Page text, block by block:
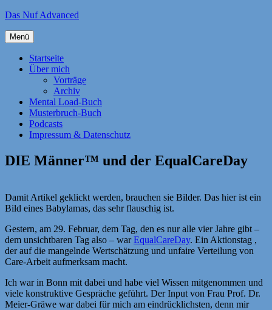
Zum
springen
Das Nuf Advanced
Menü
Startseite
Über mich
Vorträge
Archiv
Mental Load-Buch
Musterbruch-Buch
Podcasts
Impressum & Datenschutz
DIE Männer™ und der EqualCareDay
Damit Artikel geklickt werden, brauchen sie Bilder. Das hier ist ein
Bild eines Babylamas, das sehr flauschig ist.
Gestern, am 29. Februar, dem Tag, den es nur alle vier Jahre gibt –
dem unsichtbaren Tag also – warEqualCareDay. Ein Aktionstag ,
der auf die mangelnde Wertschätzung und unfaire Verteilung von
Care-Arbeit aufmerksam macht.
Ich war in Bonn mit dabei und habe viel Wissen mitgenommen und
viele konstruktive Gespräche geführt. Der Input von Frau Prof. Dr.
Meier-Gräwe war dabei für mich am eindrücklichsten, denn mir